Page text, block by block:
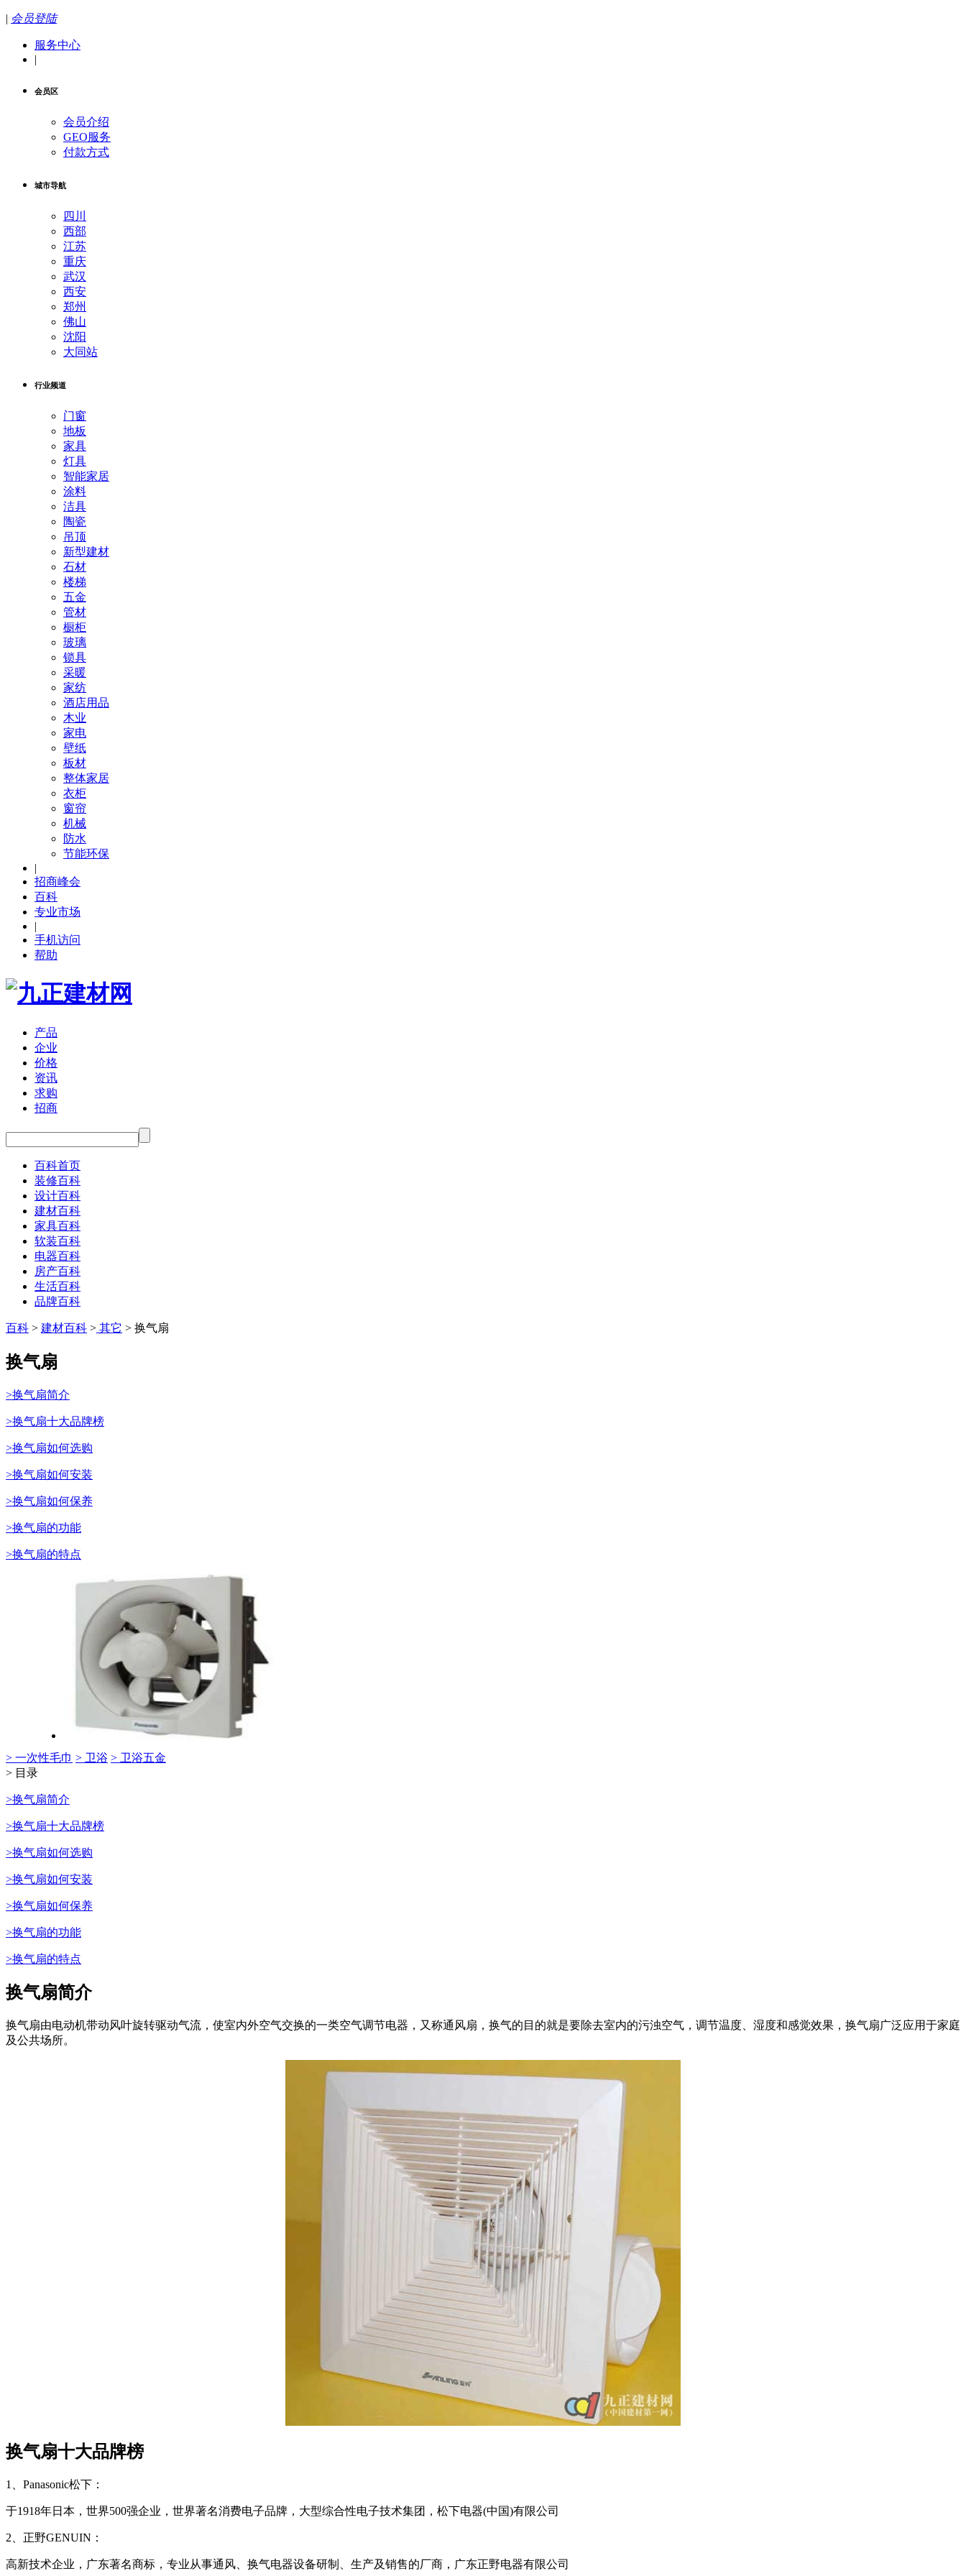
| 会员登陆
服务中心
|
会员区
会员介绍
GEO服务
付款方式
城市导航
四川
西部
江苏
重庆
武汉
西安
郑州
佛山
沈阳
大同站
行业频道
门窗
地板
家具
灯具
智能家居
涂料
洁具
陶瓷
吊顶
新型建材
石材
楼梯
五金
管材
橱柜
玻璃
锁具
采暖
家纺
酒店用品
木业
家电
壁纸
板材
整体家居
衣柜
窗帘
机械
防水
节能环保
|
招商峰会
百科
专业市场
|
手机访问
帮助
产品
企业
价格
资讯
求购
招商
百科首页
装修百科
设计百科
建材百科
家具百科
软装百科
电器百科
房产百科
生活百科
品牌百科
百科 > 建材百科 > 其它 > 换气扇
换气扇
>换气扇简介
>换气扇十大品牌榜
>换气扇如何选购
>换气扇如何安装
>换气扇如何保养
>换气扇的功能
>换气扇的特点
> 一次性毛巾 > 卫浴 > 卫浴五金
> 目录
>换气扇简介
>换气扇十大品牌榜
>换气扇如何选购
>换气扇如何安装
>换气扇如何保养
>换气扇的功能
>换气扇的特点
换气扇简介
换气扇由电动机带动风叶旋转驱动气流，使室内外空气交换的一类空气调节电器，又称通风扇，换气的目的就是要除去室内的污浊空气，调节温度、湿度和感觉效果，换气扇广泛应用于家庭
及公共场所。
换气扇十大品牌榜
1、Panasonic松下：
于1918年日本，世界500强企业，世界著名消费电子品牌，大型综合性电子技术集团，松下电器(中国)有限公司
2、正野GENUIN：
高新技术企业，广东著名商标，专业从事通风、换气电器设备研制、生产及销售的厂商，广东正野电器有限公司